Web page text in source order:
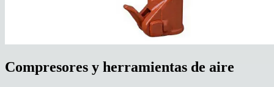
Compresores y herramientas de aire